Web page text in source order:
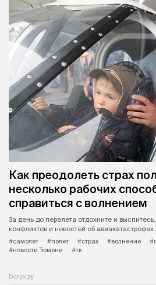
Как преодолеть страх
несколько рабочих
справиться с волнением
За день до перелета отдохните и
конфликтов и новостей об авиакатастрофах.
#самолет
#полет #страх #волнение
#новости Тюмени
#тк
Вслух.ру